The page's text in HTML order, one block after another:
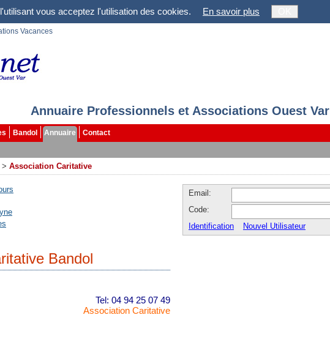
vous acceptez l'utilisation des cookies. En savoir plus
Vacances
Annuaire Professionnels et Associations Ouest Var
Bandol Annuaire
Contact
> Association Caritative
Bandol
Tel: 04 94 25 07 49
Association Caritative
Email:
Code:
Identification
Nouvel Utilisateur